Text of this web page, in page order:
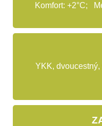
Komfort: +2°C;
YKK,